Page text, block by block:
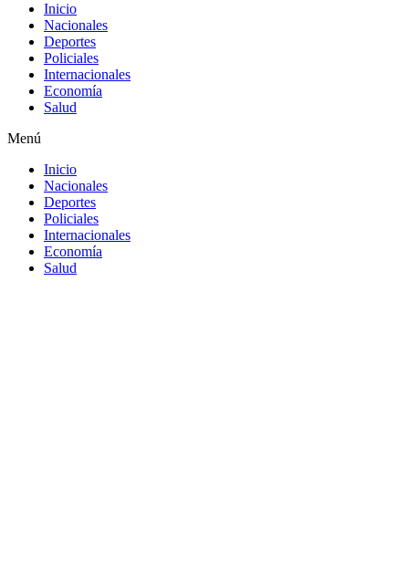
Inicio
Nacionales
Deportes
Policiales
Internacionales
Economía
Salud
Menú
Inicio
Nacionales
Deportes
Policiales
Internacionales
Economía
Salud